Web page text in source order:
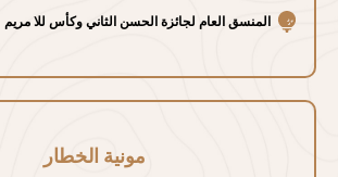
المنسق العام لجائزة الحسن الثاني وكأس للا مريم
مونية الخطار